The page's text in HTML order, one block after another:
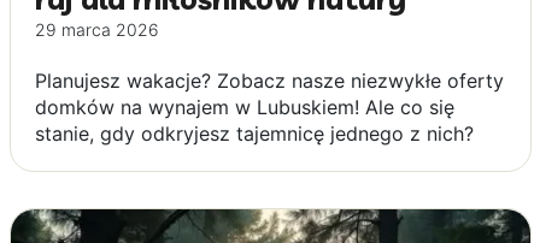
29 marca 2026
Planujesz wakacje? Zobacz nasze niezwykłe oferty
domków na wynajem w Lubuskiem! Ale co się
stanie, gdy odkryjesz tajemnicę jednego z nich?